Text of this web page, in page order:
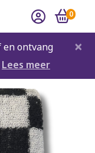
0
ontvang
Lees meer
×